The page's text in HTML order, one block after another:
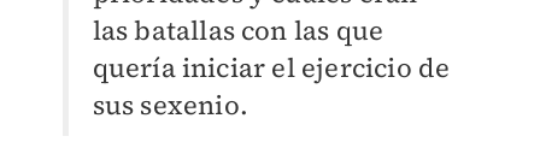
las batallas con las que
quería iniciar el ejercicio de
sus sexenio.